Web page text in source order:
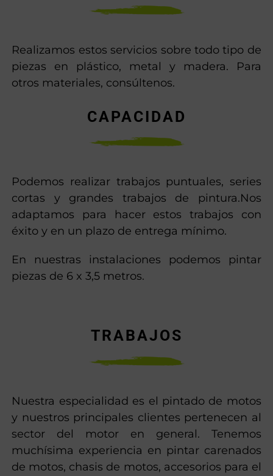
Realizamos estos servicios sobre todo tipo de
piezas en plástico, metal y madera. Para
otros materiales, consúltenos.
CAPACIDAD
Podemos realizar trabajos puntuales, series
cortas y grandes trabajos de pintura.Nos
adaptamos para hacer estos trabajos con
éxito y en un plazo de entrega mínimo.
En nuestras instalaciones podemos pintar
piezas de 6 x 3,5 metros.
TRABAJOS
Nuestra especialidad es el pintado de motos
y nuestros principales clientes pertenecen al
sector del motor en general. Tenemos
muchísima experiencia en pintar carenados
de motos, chasis de motos, accesorios para el